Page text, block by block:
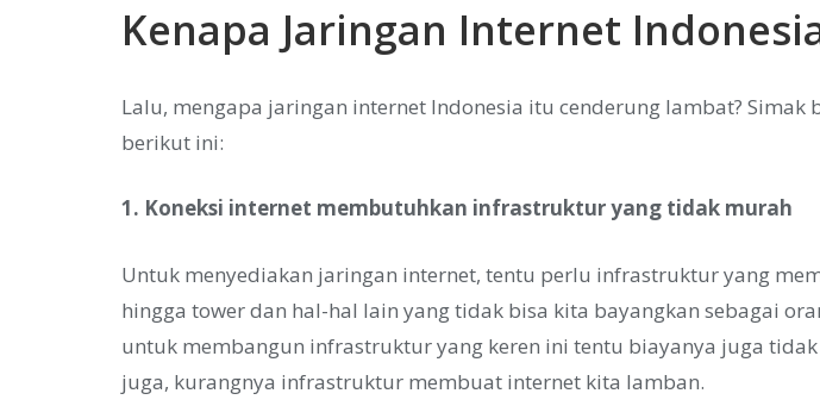
Kenapa Jaringan Internet
Lalu, mengapa jaringan internet Indonesia itu cenderung lambat? Simak
berikut ini:
1. Koneksi internet membutuhkan infrastruktur yang tidak murah
Untuk menyediakan jaringan internet, tentu perlu infrastruktur yang
hingga tower dan hal-hal lain yang tidak bisa kita bayangkan sebagai
untuk membangun infrastruktur yang keren ini tentu biayanya juga
juga, kurangnya infrastruktur membuat internet kita lamban.